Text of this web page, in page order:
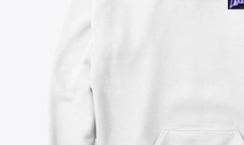
Classic Crew Neck T-Shirt
Kids Classic Pullover Hoodie
US$ 29,99